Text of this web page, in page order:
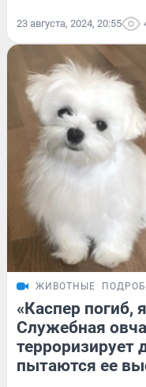
23 августа, 2024, 20:55
ЖИВОТНЫЕ
«Каспер погиб,
Служебная
пытаются ее